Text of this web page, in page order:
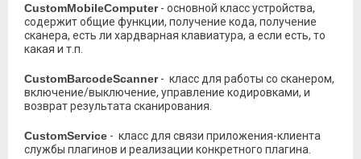
CustomMobileComputer- основной класс устройства,
содержит общие функции, получение кода, получение
сканера, есть ли хардварная клавиатура, а если есть, то
какая и т.п.
CustomBarcodeScanner- класс для работы со сканером,
включение/выключение, управление кодировками, и
возврат результата сканирования.
CustomService - класс для связи приложения-клиента
службы плагинов и реализации конкретного плагина.